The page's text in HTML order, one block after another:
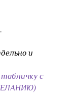
и
с